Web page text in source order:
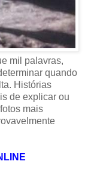
mil palavras,
quando
Histórias
de explicar ou
mais